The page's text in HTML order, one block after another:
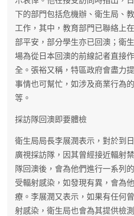
下的部門包括危機辦、衛生局、
工作，其中，教育部門已聯絡上
部平安，部分學生亦已回澳；衛
場為從日本回澳的前線記者直接
全。張裕又稱，特區政府會盡力
事情也可幫忙，如涉及商業行為
等。
採訪隊回澳即要體檢
衛生局局長李展潤表示，對於到
廣視採訪隊，因其曾經接近輻射
隊回澳後，會為他們進行一系列
受輻射感染，如發現有異，會為
療。李展潤又表示，如果有任何
射感染，衛生局也會為其提供檢測